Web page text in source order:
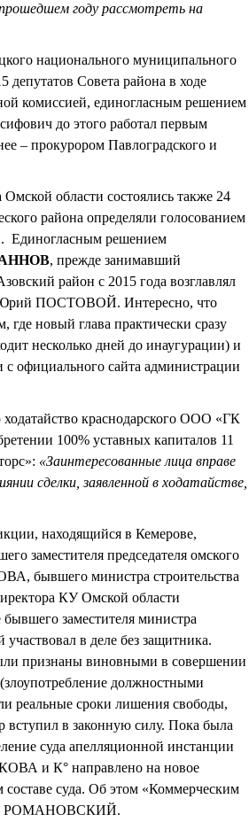
году рассмотреть на
национального муниципального
депутатов Совета района в ходе
комиссией, единогласным решением
до этого работал первым
– прокурором Павлоградского и
области состоялись также 24
района определяли голосованием
Единогласным решением
, прежде занимавший
район с 2015 года возглавлял
ПОСТОВОЙ. Интересно, что
где новый глава практически сразу
несколько дней до инаугурации) и
официального сайта администрации
краснодарского ООО «ГК
100% уставных капиталов 11
«Заинтересованные лица вправе
сделки, заявленной в ходатайстве,
находящийся в Кемерове,
заместителя председателя омского
бывшего министра строительства
КУ Омской области
заместителя министра
в деле без защитника.
признаны виновными в совершении
должностными
сроки лишения свободы,
в законную силу. Пока была
суда апелляционной инстанции
и К° направлено на новое
суда. Об этом «Коммерческим
РОМАНОВСКИЙ.